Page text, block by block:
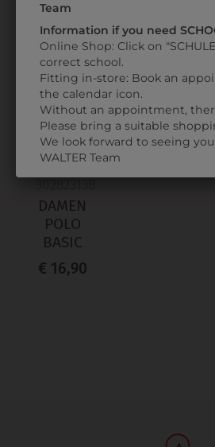
ZULETZT
DAMEN
POLO
BASIC
€ 16,90
Team
Information if you need
Online Shop: Click on
correct school.
Fitting in-store: Book an
the calendar icon.
Without an appointment,
Please bring a suitable
We look forward to seeing
WALTER Team